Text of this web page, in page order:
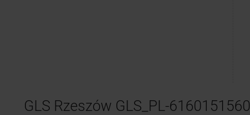
GLS Rzeszów GLS_PL-6160151560